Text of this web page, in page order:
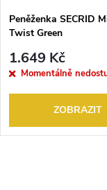
p
r
o
d
s
p
r
Peněženka SECRID
Twist Green
1.649 Kč
Momentálně
ZOBRAZIT